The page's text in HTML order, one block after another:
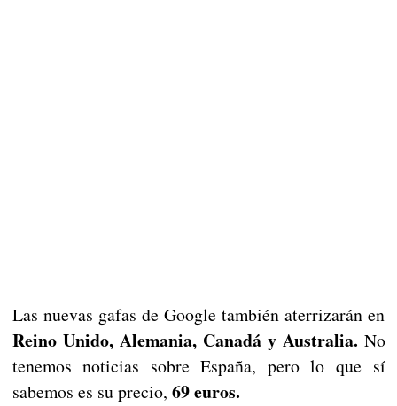
Las nuevas gafas de Google también aterrizarán en
Reino Unido, Alemania, Canadá y Australia. No
tenemos noticias sobre España, pero lo que sí
sabemos es su precio, 69 euros.